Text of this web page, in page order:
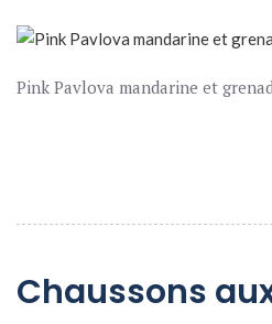
Pink Pavlova mandarine et
Chaussons